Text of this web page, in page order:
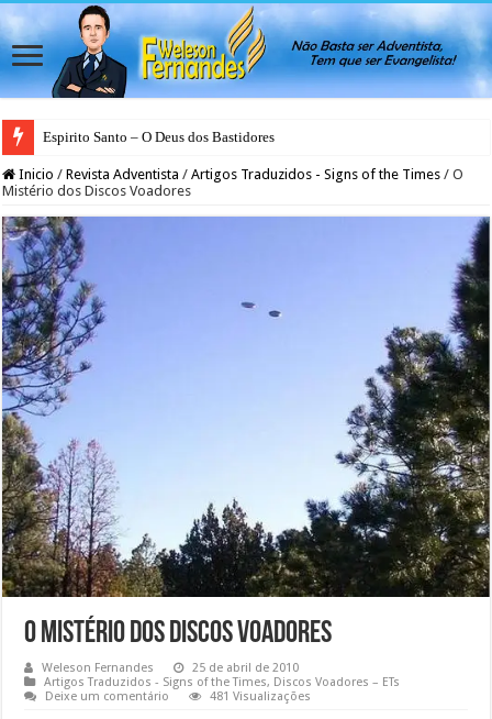
Espirito Santo – O Deus dos Bastidores
Inicio / Revista Adventista / Artigos Traduzidos - Signs of the Times / O
Mistério dos Discos Voadores
O Mistério dos Discos Voadores
Weleson Fernandes
25 de abril de 2010
Artigos Traduzidos - Signs of the Times, Discos Voadores – ETs
Deixe um comentário
481 Visualizações